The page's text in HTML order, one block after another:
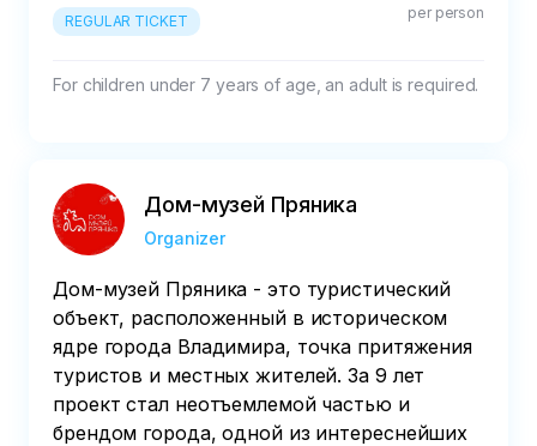
REGULAR TICKET per person
For children under 7 years of age, an adult is required.
Дом-музей Пряника
Organizer
Дом-музей Пряника - это туристический
объект, расположенный в историческом
ядре города Владимира, точка притяжения
туристов и местных жителей. За 9 лет
проект стал неотъемлемой частью и
брендом города, одной из интереснейших